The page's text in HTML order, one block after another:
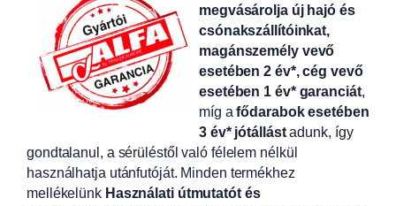
megvásárolja új hajó és
csónakszállítóinkat,
magánszemély vevő
esetében 2 év*, cég vevő
esetében 1 év* garanciát,
míg afődarabok esetében
3 év* jótállástadunk, így
gondtalanul, a sérüléstől való félelem nélkül
használhatja utánfutóját. Minden termékhez
mellékelünk Használati útmutatót és